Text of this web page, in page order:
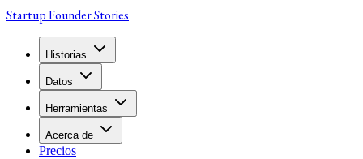
Startup Founder Stories
Historias
Datos
Herramientas
Acerca de
Precios